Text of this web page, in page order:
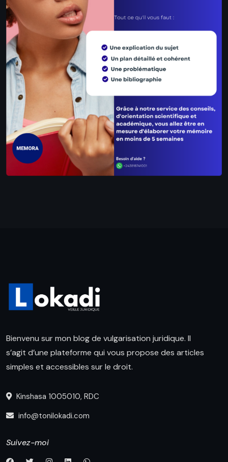
Bienvenu sur mon blog de vulgarisation juridique. Il
s’agit d’une plateforme qui vous propose des articles
simples et accessibles sur le droit.
Kinshasa 1005010, RDC
info@tonilokadi.com
Suivez-moi